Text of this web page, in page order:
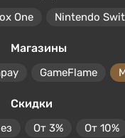
One Nintendo
Магазины
GameFlame
Скидки
От 3% От 10%